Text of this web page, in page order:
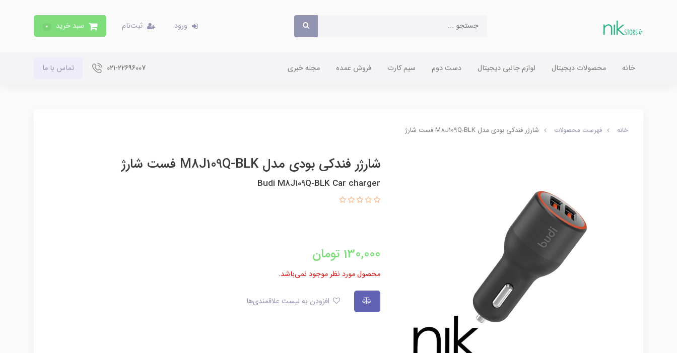
ورود ثبت‌نام سبد خرید 0
خانه محصولات دیجیتال لوازم جانبی دیجیتال دست دوم سیم کارت فروش عمده مجله خبری 021-22696007 تماس با ما
خانه فهرست محصولات شارژر فندکی بودی مدل M8J109Q-BLK فست شارژ
شارژر فندکی بودی مدل M8J109Q-BLK فست شارژ
Budi M8J109Q-BLK Car charger
130,000 تومان
محصول مورد نظر موجود نمی‌باشد.